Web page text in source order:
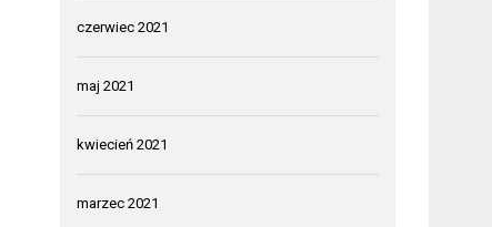
czerwiec 2021
maj 2021
kwiecień 2021
marzec 2021